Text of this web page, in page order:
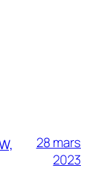
28 mars
2023